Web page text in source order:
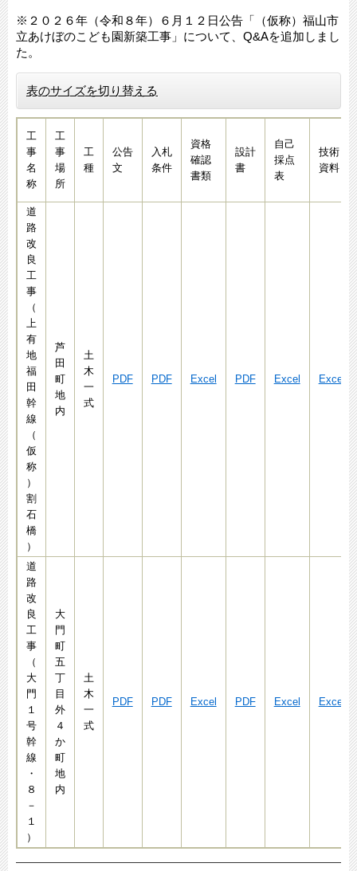
※２０２６年（令和８年）６月１２日公告「（仮称）福山市
立あけぼのこども園新築工事」について、Q&Aを追加しまし
た。​​​​​​​
表のサイズを切り替える
工
事
名
称
工
事
場
所
工
種
公告
文
入札
条件
資格
確認
書類
設計
書
自己
採点
表
技術
資料
道
路
改
良
工
事
（
上
有
地
福
田
幹
線
（
仮
称
）
割
石
橋
）
芦
田
町
地
内
土
木
一
式
PDF PDF Excel PDF Excel Excel
道
路
改
良
工
事
（
大
門
１
号
幹
線
・
８
－
１
）
大
門
町
五
丁
目
外
４
か
町
地
内
土
木
一
式
PDF PDF Excel PDF Excel Excel